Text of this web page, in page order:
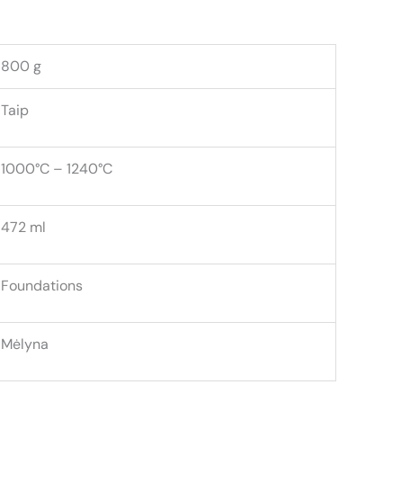
800 g
Taip
1000°C – 1240°C
472 ml
Foundations
Mėlyna